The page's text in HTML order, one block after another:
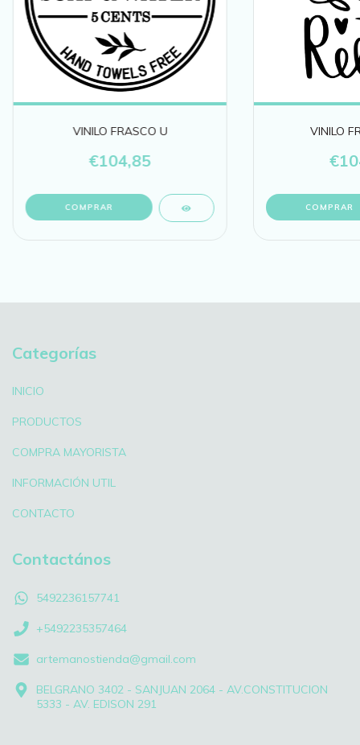
VINILO FRASCO U
€104,85
COMPRAR
VINILO
COMPRAR
Categorías
INICIO
PRODUCTOS
COMPRA MAYORISTA
INFORMACIÓN UTIL
CONTACTO
Contactános
5492236157741
+5492235357464
artemanostienda@gmail.com
BELGRANO 3402 - SANJUAN 2064 - AV.CONSTITUCION
5333 - AV. EDISON 291